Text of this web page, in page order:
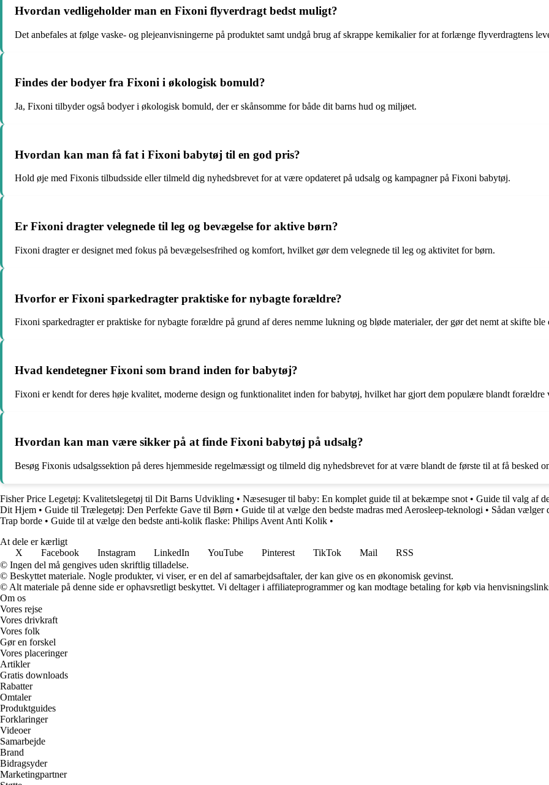
Hvordan vedligeholder man en Fixoni flyverdragt bedst muligt?
Det anbefales at følge vaske- og plejeanvisningerne på produktet samt undgå brug af skrappe kemikalier for at forlænge flyverdragtens
Findes der bodyer fra Fixoni i økologisk bomuld?
Ja, Fixoni tilbyder også bodyer i økologisk bomuld, der er skånsomme for både dit barns hud og miljøet.
Hvordan kan man få fat i Fixoni babytøj til en god pris?
Hold øje med Fixonis tilbudsside eller tilmeld dig nyhedsbrevet for at være opdateret på udsalg og kampagner på Fixoni babytøj.
Er Fixoni dragter velegnede til leg og bevægelse for aktive børn?
Fixoni dragter er designet med fokus på bevægelsesfrihed og komfort, hvilket gør dem velegnede til leg og aktivitet for børn.
Hvorfor er Fixoni sparkedragter praktiske for nybagte forældre?
Fixoni sparkedragter er praktiske for nybagte forældre på grund af deres nemme lukning og bløde materialer, der gør det nemt at skifte ble
Hvad kendetegner Fixoni som brand inden for babytøj?
Fixoni er kendt for deres høje kvalitet, moderne design og funktionalitet inden for babytøj, hvilket har gjort dem populære blandt forældre
Hvordan kan man være sikker på at finde Fixoni babytøj på udsalg?
Besøg Fixonis udsalgssektion på deres hjemmeside regelmæssigt og tilmeld dig nyhedsbrevet for at være blandt de første til at få besked
Fisher Price Legetøj: Kvalitetslegetøj til Dit Barns Udvikling • Næsesuger til baby: En komplet guide til at bekæmpe snot • Guide til valg af
Dit Hjem • Guide til Trælegetøj: Den Perfekte Gave til Børn • Guide til at vælge den bedste madras med Aerosleep-teknologi • Sådan vælger
Trap borde • Guide til at vælge den bedste anti-kolik flaske: Philips Avent Anti Kolik •
At dele er kærligt
X
Facebook Instagram LinkedIn YouTube Pinterest TikTok Mail
RSS
© Ingen del må gengives uden skriftlig tilladelse.
© Beskyttet materiale. Nogle produkter, vi viser, er en del af samarbejdsaftaler, der kan give os en økonomisk gevinst.
© Alt materiale på denne side er ophavsretligt beskyttet. Vi deltager i affiliateprogrammer og kan modtage betaling for køb via
Om os
Vores rejse
Vores drivkraft
Vores folk
Gør en forskel
Vores placeringer
Artikler
Gratis downloads
Rabatter
Omtaler
Produktguides
Forklaringer
Videoer
Samarbejde
Brand
Bidragsyder
Marketingpartner